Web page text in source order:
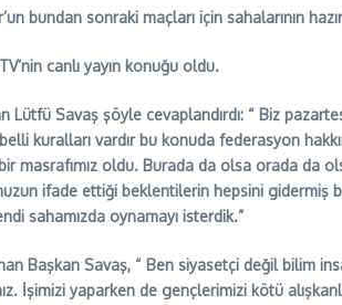
bundan sonraki maçları için sahalarının
canlı yayın konuğu oldu.
Savaş şöyle cevaplandırdı: “ Biz
kuralları vardır bu konuda federasyon
oldu. Burada da olsa orada da
ifade ettiği beklentilerin hepsini
sahamızda oynamayı isterdik.”
Başkan Savaş, “ Ben siyasetçi değil bilim
İşimizi yaparken de gençlerimizi kötü